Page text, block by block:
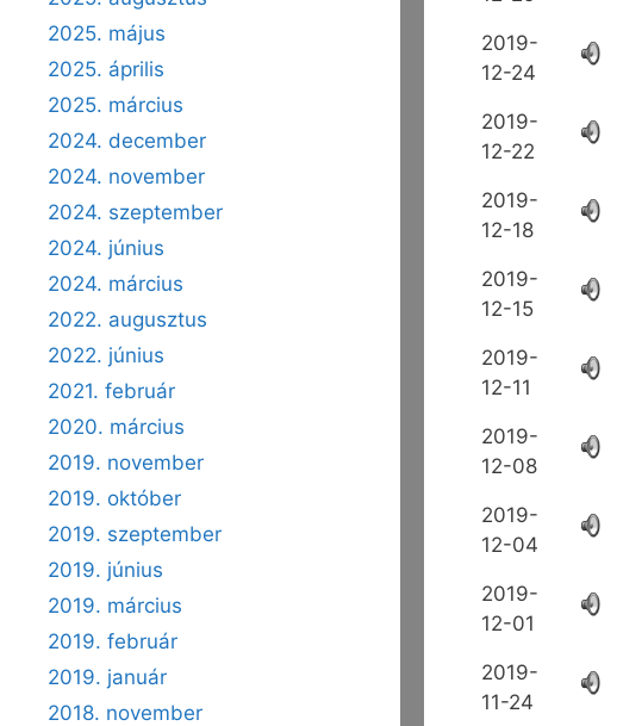
2019-
12-24
2019-
12-22
2019-
12-18
2019-
12-15
2019-
12-11
2019-
12-08
2019-
12-04
2019-
12-01
2019-
11-24
2025. május
2025. április
2025. március
2024. december
2024. november
2024. szeptember
2024. június
2024. március
2022. augusztus
2022. június
2021. február
2020. március
2019. november
2019. október
2019. szeptember
2019. június
2019. március
2019. február
2019. január
2018. november